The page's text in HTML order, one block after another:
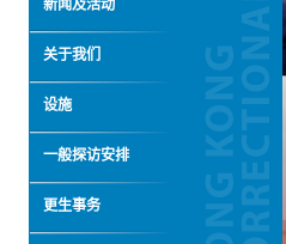
新闻及活动
关于我们
设施
一般探访安排
更生事务